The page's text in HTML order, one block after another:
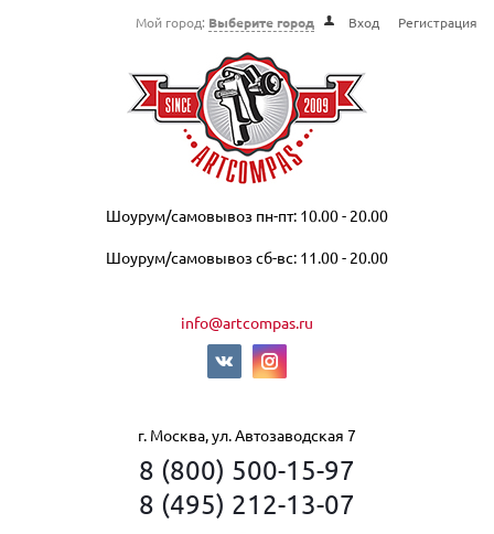
Мой город: Выберите город Вход Регистрация
Шоурум/самовывоз пн-пт: 10.00 - 20.00
Шоурум/самовывоз сб-вс: 11.00 - 20.00
info@artcompas.ru
г. Москва, ул. Автозаводская 7
8 (800) 500-15-97
8 (495) 212-13-07